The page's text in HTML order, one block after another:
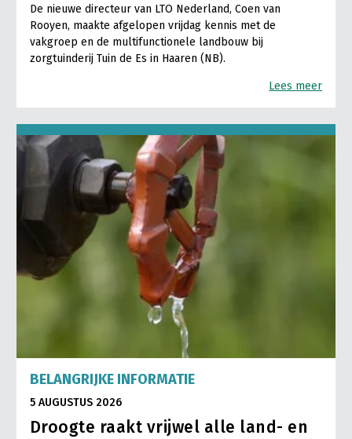
De nieuwe directeur van LTO Nederland, Coen van
Rooyen, maakte afgelopen vrijdag kennis met de
vakgroep en de multifunctionele landbouw bij
zorgtuinderij Tuin de Es in Haaren (NB).
Lees meer
BELANGRIJKE INFORMATIE
5 AUGUSTUS 2026
Droogte raakt vrijwel alle land- en